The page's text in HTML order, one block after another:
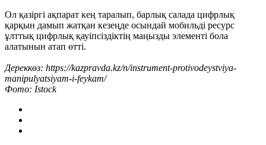
Ол қазіргі ақпарат кең таралып, барлық салада цифрлық
қарқын дамып жатқан кезеңде осындай мобильді ресурс
ұлттық цифрлық қауіпсіздіктің маңызды элементі бола
алатынын атап өтті.
Дереккөз: https://kazpravda.kz/n/instrument-protivodeystviya-
manipulyatsiyam-i-feykam/
Фото: Istock